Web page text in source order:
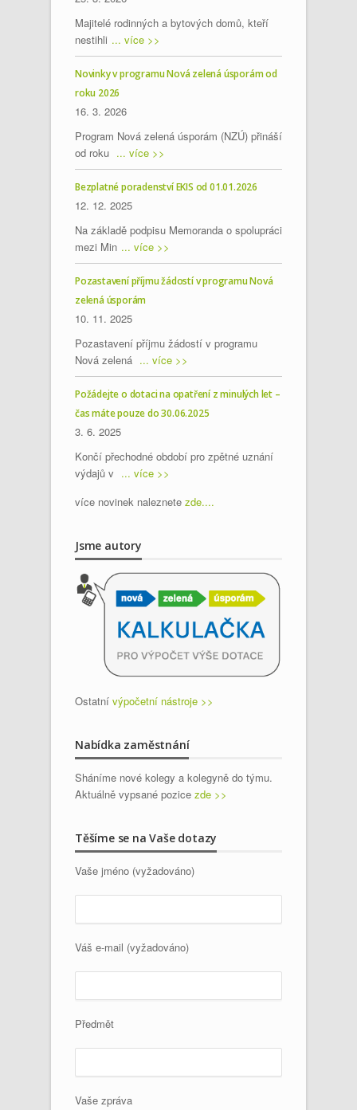
Majitelé rodinných a bytových domů, kteří
nestihli ... více >>
Novinky v programu Nová zelená úsporám od
roku 2026
16. 3. 2026
Program Nová zelená úsporám (NZÚ) přináší
od roku ... více >>
Bezplatné poradenství EKIS od 01.01.2026
12. 12. 2025
Na základě podpisu Memoranda o spolupráci
mezi Min ... více >>
Pozastavení příjmu žádostí v programu Nová
zelená úsporám
10. 11. 2025
Pozastavení příjmu žádostí v programu
Nová zelená ... více >>
Požádejte o dotaci na opatření z minulých let –
čas máte pouze do 30.06.2025
3. 6. 2025
Končí přechodné období pro zpětné uznání
výdajů v ... více >>
více novinek naleznete zde....
Jsme autory
Ostatní výpočetní nástroje >>
Nabídka zaměstnání
Sháníme nové kolegy a kolegyně do týmu.
Aktuálně vypsané pozice zde >>
Těšíme se na Vaše dotazy
Vaše jméno (vyžadováno)
Váš e-mail (vyžadováno)
Předmět
Vaše zpráva